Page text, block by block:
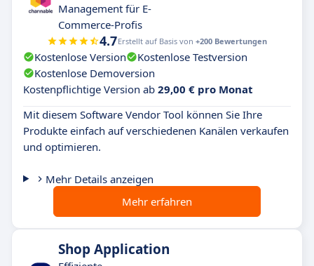
Management für E-
Commerce-Profis
4.7Erstellt auf Basis von +200 Bewertungen
Kostenlose Version
Kostenlose Testversion
Kostenlose Demoversion
Kostenpflichtige Version ab 29,00 € pro Monat
Mit diesem Software Vendor Tool können Sie Ihre
Produkte einfach auf verschiedenen Kanälen verkaufen
und optimieren.
Mehr Details anzeigen
Mehr erfahren
Shop Application